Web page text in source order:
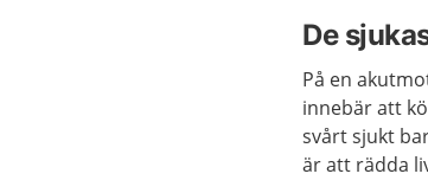
De
På en
innebär att
svårt sjukt
är att rädda